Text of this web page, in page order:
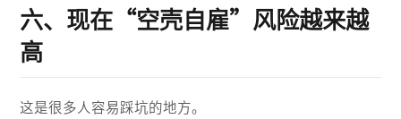
六、现在“空壳自雇”风险越来越
高
这是很多人容易踩坑的地方。